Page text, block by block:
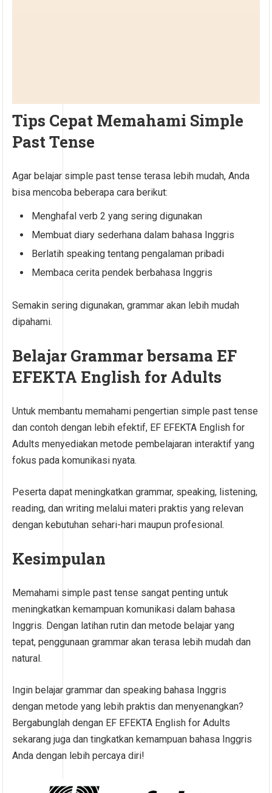
Tips Cepat Memahami Simple
Past Tense
Agar belajar simple past tense terasa lebih mudah, Anda
bisa mencoba beberapa cara berikut:
Menghafal verb 2 yang sering digunakan
Membuat diary sederhana dalam bahasa Inggris
Berlatih speaking tentang pengalaman pribadi
Membaca cerita pendek berbahasa Inggris
Semakin sering digunakan, grammar akan lebih mudah
dipahami.
Belajar Grammar bersama EF
EFEKTA English for Adults
Untuk membantu memahami pengertian simple past tense
dan contoh dengan lebih efektif, EF EFEKTA English for
Adults menyediakan metode pembelajaran interaktif yang
fokus pada komunikasi nyata.
Peserta dapat meningkatkan grammar, speaking, listening,
reading, dan writing melalui materi praktis yang relevan
dengan kebutuhan sehari-hari maupun profesional.
Kesimpulan
Memahami simple past tense sangat penting untuk
meningkatkan kemampuan komunikasi dalam bahasa
Inggris. Dengan latihan rutin dan metode belajar yang
tepat, penggunaan grammar akan terasa lebih mudah dan
natural.
Ingin belajar grammar dan speaking bahasa Inggris
dengan metode yang lebih praktis dan menyenangkan?
Bergabunglah dengan EF EFEKTA English for Adults
sekarang juga dan tingkatkan kemampuan bahasa Inggris
Anda dengan lebih percaya diri!